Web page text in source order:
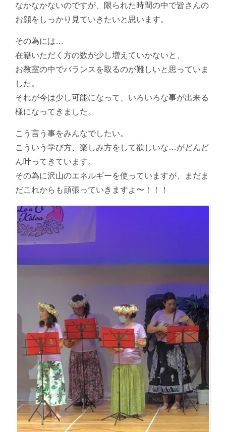
なかなかないのですが、限られた時間の中で皆さんの
お顔をしっかり見ていきたいと思います。
その為には…
在籍いただく方の数が少し増えていかないと、
お教室の中でバランスを取るのが難しいと思っていま
した。
それが今は少し可能になって、いろいろな事が出来る
様になってきました。
こう言う事をみんなでしたい。
こういう学び方、楽しみ方をして欲しいな…がどんど
ん叶ってきています。
その為に沢山のエネルギーを使っていますが、まだま
だこれからも頑張っていきますよ〜！！！